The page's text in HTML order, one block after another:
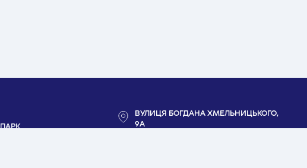
ВУЛИЦЯ БОГДАНА ХМЕЛЬНИЦЬКОГО,
9А